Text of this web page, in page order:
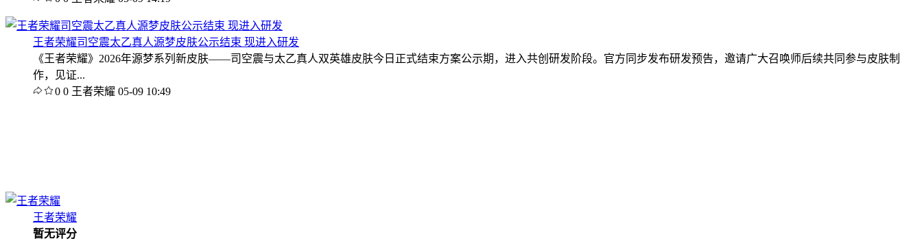
王者荣耀司空震太乙真人源梦皮肤公示结束 现进入研发
《王者荣耀》2026年源梦系列新皮肤——司空震与太乙真人双英雄皮肤今日正式结束方案公示期，进入共创研发阶段。官方同步发布研发预告，邀请广大召唤师后续共同参与皮肤制
作，见证...
0 0 王者荣耀 05-09 10:49
王者荣耀
暂无评分